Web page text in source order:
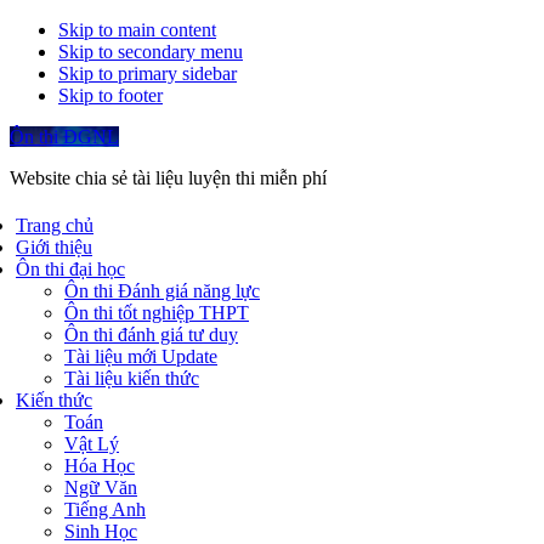
Skip to main content
Skip to secondary menu
Skip to primary sidebar
Skip to footer
Ôn thi ĐGNL
Website chia sẻ tài liệu luyện thi miễn phí
Trang chủ
Giới thiệu
Ôn thi đại học
Ôn thi Đánh giá năng lực
Ôn thi tốt nghiệp THPT
Ôn thi đánh giá tư duy
Tài liệu mới Update
Tài liệu kiến thức
Kiến thức
Toán
Vật Lý
Hóa Học
Ngữ Văn
Tiếng Anh
Sinh Học